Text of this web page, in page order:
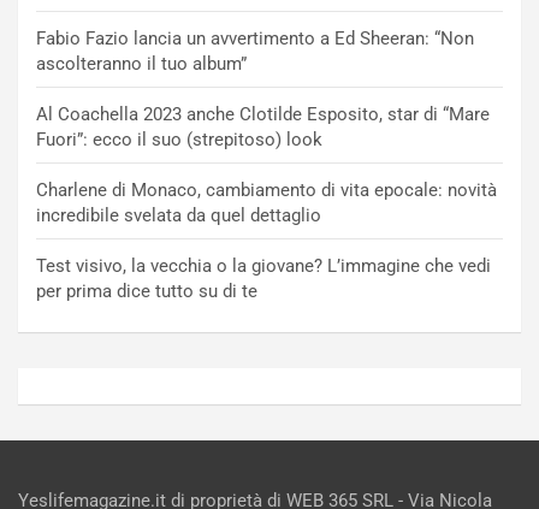
Fabio Fazio lancia un avvertimento a Ed Sheeran: “Non
ascolteranno il tuo album”
Al Coachella 2023 anche Clotilde Esposito, star di “Mare
Fuori”: ecco il suo (strepitoso) look
Charlene di Monaco, cambiamento di vita epocale: novità
incredibile svelata da quel dettaglio
Test visivo, la vecchia o la giovane? L’immagine che vedi
per prima dice tutto su di te
Yeslifemagazine.it di proprietà di WEB 365 SRL - Via Nicola